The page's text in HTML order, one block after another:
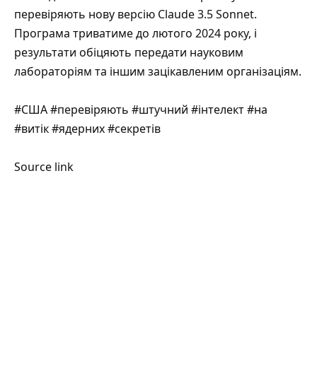
перевіряють нову версію Claude 3.5 Sonnet.
Програма триватиме до лютого 2024 року, і
результати обіцяють передати науковим
лабораторіям та іншим зацікавленим організаціям.
#США #перевіряють #штучний #інтелект #на
#витік #ядерних #секретів
Source link